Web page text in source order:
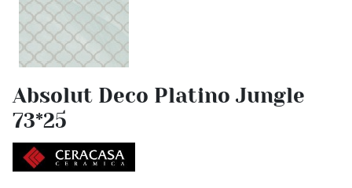
Absolut Deco Platino Jungle
73*25